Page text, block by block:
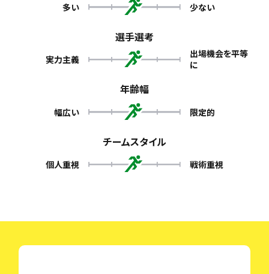
多い 少ない
選手選考
実力主義
出場機会を平等
に
年齢幅
幅広い 限定的
チームスタイル
個人重視 戦術重視